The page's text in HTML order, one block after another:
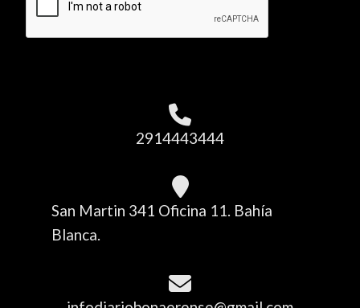
2914443444
San Martin 341 Oficina 11. Bahía
Blanca.